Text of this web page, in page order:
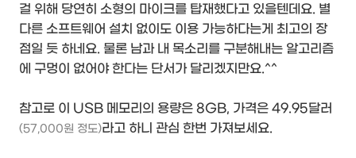
걸 위해 당연히 소형의 마이크를 탑재했다고 있을텐데요. 별
다른 소프트웨어 설치 없이도 이용 가능하다는게 최고의 장
점일 듯 하네요. 물론 남과 내 목소리를 구분해내는 알고리즘
에 구멍이 없어야 한다는 단서가 달리겠지만요.^^
참고로 이 USB 메모리의 용량은 8GB, 가격은 49.95달러
(57,000원 정도)라고 하니 관심 한번 가져보세요.